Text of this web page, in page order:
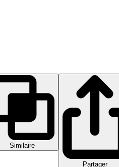
Similaire
Partager